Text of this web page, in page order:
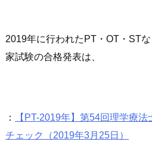
2019年に行われたPT・OT・ST
家試験の合格発表は、
：
【PT-2019年】第54回理学療
チェック（2019年3月25日）